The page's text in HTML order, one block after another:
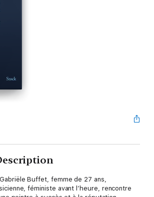
Buffet, femme de 27 ans,
féministe avant l’heure, rencontre